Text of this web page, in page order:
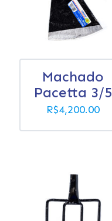
Machado
Pacetta 3/5
R$4,200.00